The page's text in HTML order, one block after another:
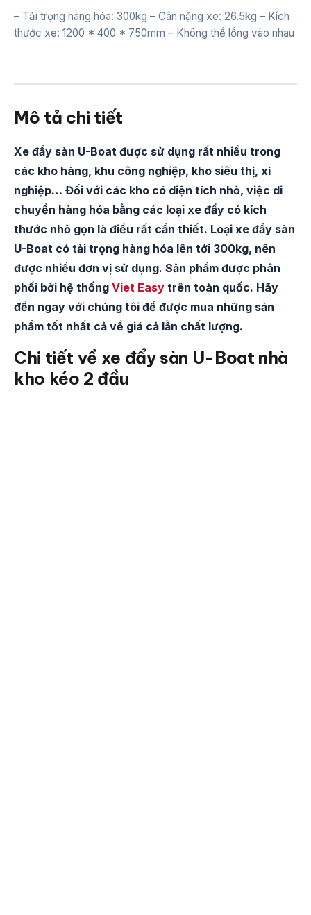
– Tải trọng hàng hóa: 300kg – Cân nặng xe: 26.5kg – Kích
thước xe: 1200 * 400 * 750mm – Không thể lồng vào nhau
Mô tả chi tiết
Xe đẩy sàn U-Boat được sử dụng rất nhiều trong
các kho hàng, khu công nghiệp, kho siêu thị, xí
nghiệp… Đối với các kho có diện tích nhỏ, việc di
chuyển hàng hóa bằng các loại xe đẩy có kích
thước nhỏ gọn là điều rất cần thiết. Loại xe đẩy sàn
U-Boat có tải trọng hàng hóa lên tới 300kg, nên
được nhiều đơn vị sử dụng. Sản phẩm được phân
phối bởi hệ thống Viet Easy trên toàn quốc. Hãy
đến ngay với chúng tôi để được mua những sản
phẩm tốt nhất cả về giá cả lẫn chất lượng.
Chi tiết về xe đẩy sàn U-Boat nhà
kho kéo 2 đầu